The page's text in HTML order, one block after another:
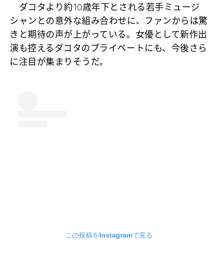
ダコタより約10歳年下とされる若手ミュージ
シャンとの意外な組み合わせに、ファンからは驚
きと期待の声が上がっている。女優として新作出
演も控えるダコタのプライベートにも、今後さら
に注目が集まりそうだ。
この投稿をInstagramで見る